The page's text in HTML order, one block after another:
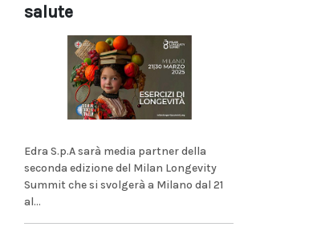
salute
Edra S.p.A sarà media partner della
seconda edizione del Milan Longevity
Summit che si svolgerà a Milano dal 21
al...